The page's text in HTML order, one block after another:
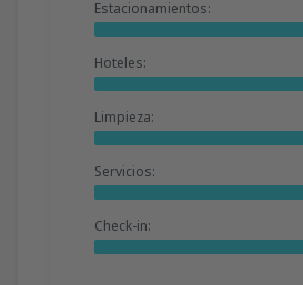
Estacionamientos:
Hoteles:
Limpieza:
Servicios:
Check-in: